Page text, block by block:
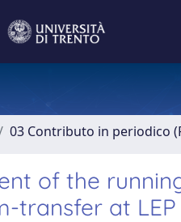
03 Contributo in periodico
of the
transfer at LEP